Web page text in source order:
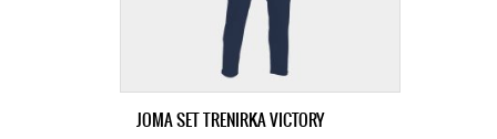
JOMA SET TRENIRKA VICTORY